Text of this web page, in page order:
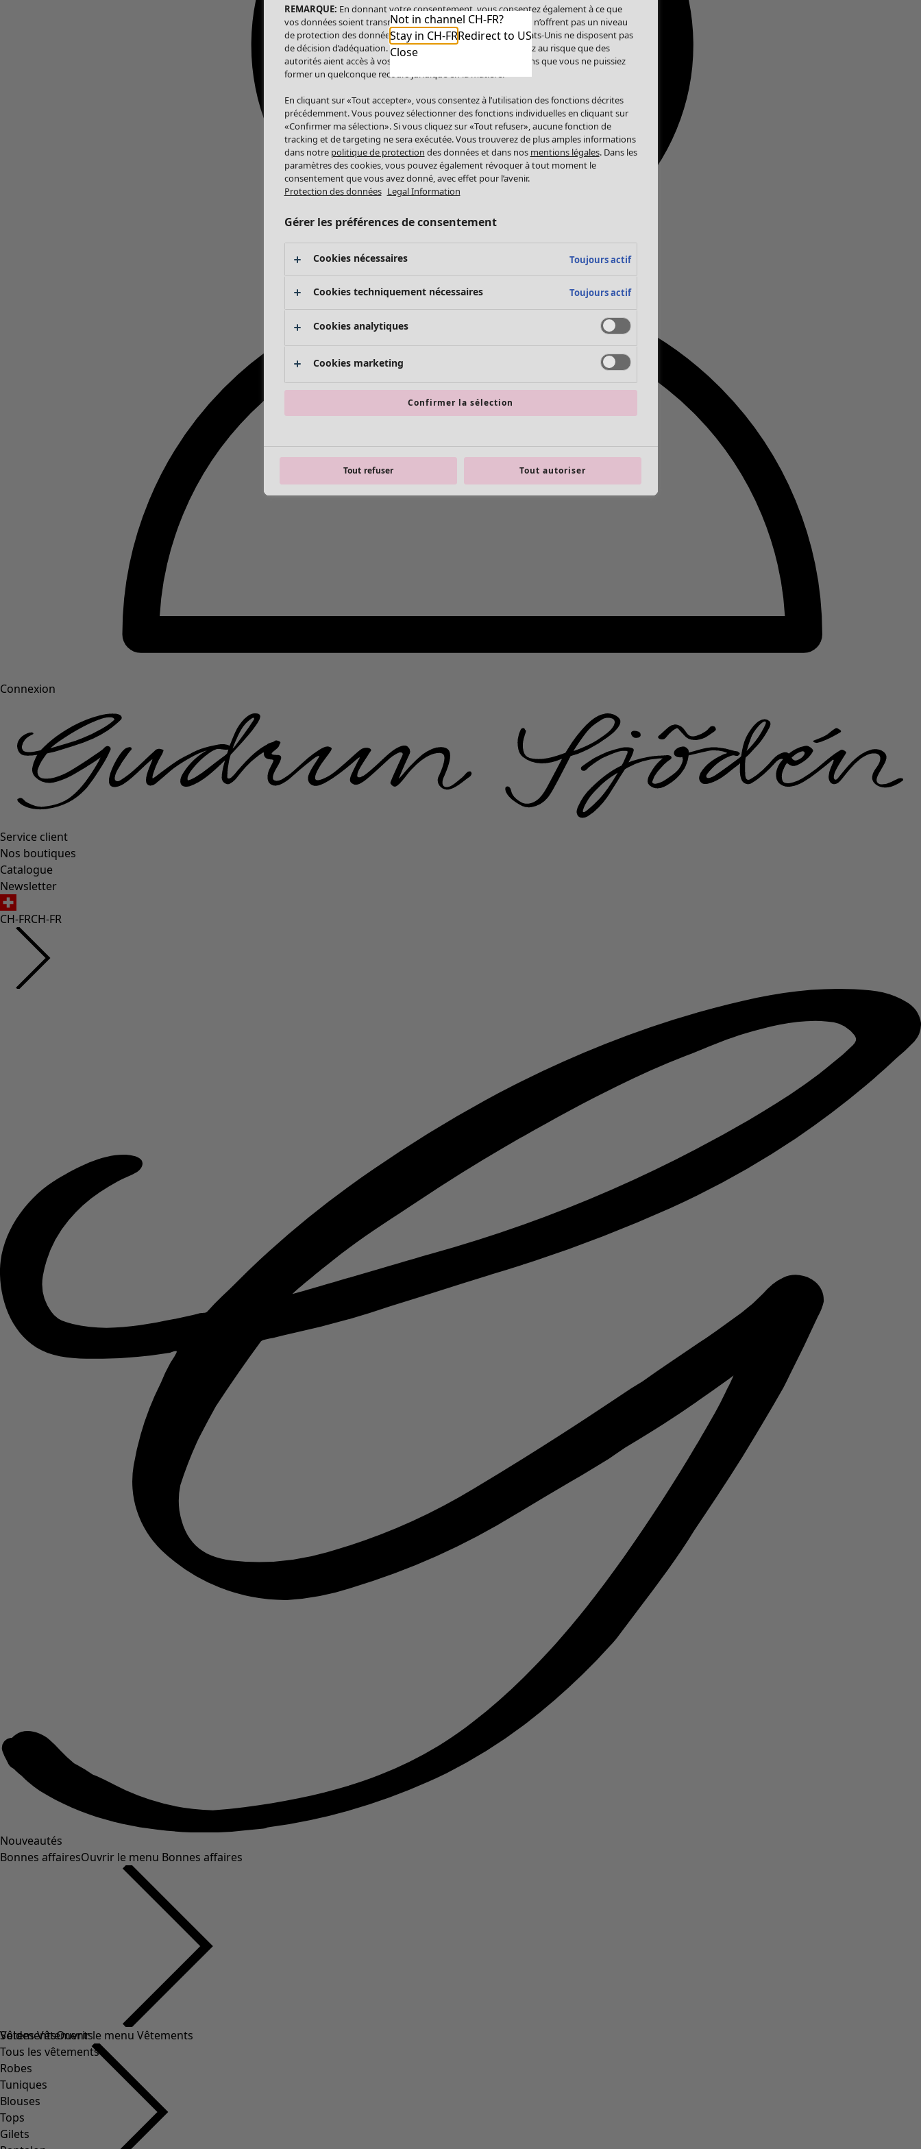
Connexion
Service client
Nos boutiques
Catalogue
Newsletter
CH-FRCH-FR
Nouveautés
Bonnes affairesOuvrir le menu Bonnes affaires
Soldes Vêtements
Tous les vêtements
Robes
Tuniques
Blouses
Tops
Gilets
VêtementsOuvrir le menu Vêtements
Not in channel CH-FR?
Stay in CH-FRRedirect to US
Close
REMARQUE: En donnant votre consentement, vous consentez également à ce que
vos données soient transmises aux États-Unis. Les États-Unis n’offrent pas un niveau
de protection des données comparable à celui de l’UE. Les États-Unis ne disposent pas
de décision d’adéquation. Par conséquent, vous vous exposez au risque que des
autorités aient accès à vos données à caractère personnel sans que vous ne puissiez
former un quelconque recours juridique en la matière.
En cliquant sur «Tout accepter», vous consentez à l’utilisation des fonctions décrites
précédemment. Vous pouvez sélectionner des fonctions individuelles en cliquant sur
«Confirmer ma sélection». Si vous cliquez sur «Tout refuser», aucune fonction de
tracking et de targeting ne sera exécutée. Vous trouverez de plus amples informations
dans notre politique de protection des données et dans nos mentions légales. Dans les
paramètres des cookies, vous pouvez également révoquer à tout moment le
consentement que vous avez donné, avec effet pour l’avenir.
Protection des données Legal Information
Gérer les préférences de consentement
Cookies nécessaires Toujours actif
Cookies techniquement nécessaires Toujours actif
Cookies analytiques
Cookies marketing
Confirmer la sélection
Tout refuser Tout autoriser